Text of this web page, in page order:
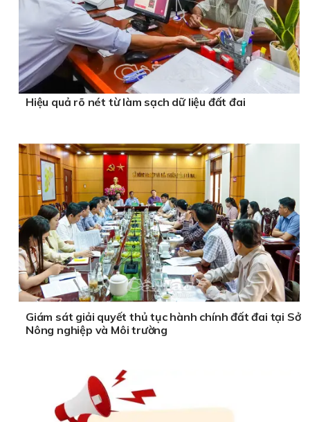
Hiệu quả rõ nét từ làm sạch dữ liệu đất đai
Giám sát giải quyết thủ tục hành chính đất đai tại Sở
Nông nghiệp và Môi trường